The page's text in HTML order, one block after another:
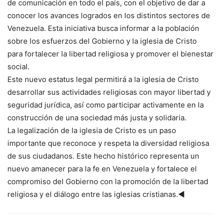
de comunicación en todo el país, con el objetivo de dar a
conocer los avances logrados en los distintos sectores de
Venezuela. Esta iniciativa busca informar a la población
sobre los esfuerzos del Gobierno y la iglesia de Cristo
para fortalecer la libertad religiosa y promover el bienestar
social.
Este nuevo estatus legal permitirá a la iglesia de Cristo
desarrollar sus actividades religiosas con mayor libertad y
seguridad jurídica, así como participar activamente en la
construcción de una sociedad más justa y solidaria.
La legalización de la iglesia de Cristo es un paso
importante que reconoce y respeta la diversidad religiosa
de sus ciudadanos. Este hecho histórico representa un
nuevo amanecer para la fe en Venezuela y fortalece el
compromiso del Gobierno con la promoción de la libertad
religiosa y el diálogo entre las iglesias cristianas.◄